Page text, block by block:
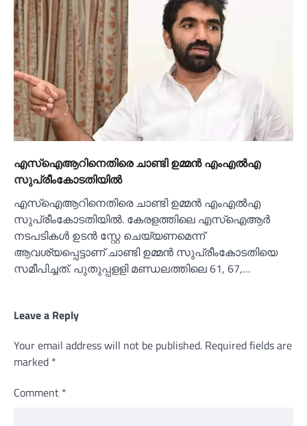
എസ്‌ഐആറിനെതിരെ ചാണ്ടി ഉമ്മൻ എംഎല്‍എ
സുപ്രീംകോടതിയില്‍
എസ്‌ഐആറിനെതിരെ ചാണ്ടി ഉമ്മൻ എംഎല്‍എ
സുപ്രീംകോടതിയില്‍. കേരളത്തിലെ എസ്‌ഐആർ
നടപടികള്‍ ഉടൻ സ്റ്റേ ചെയ്യണമെന്ന്
ആവശ്യപ്പെട്ടാണ് ചാണ്ടി ഉമ്മൻ സുപ്രീംകോടതിയെ
സമീപിച്ചത്. പുതുപ്പളളി മണ്ഡലത്തിലെ 61, 67,…
Leave a Reply
Your email address will not be published. Required fields are
marked *
Comment *